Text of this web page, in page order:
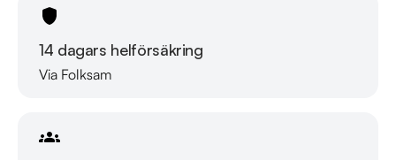
14 dagars helförsäkring
Via Folksam